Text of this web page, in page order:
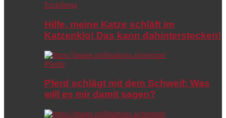
Erziehung
Hilfe, meine Katze schläft im
Katzenklo! Das kann dahinterstecken!
Pferde
Pferd schlägt mit dem Schweif: Was
will es mir damit sagen?